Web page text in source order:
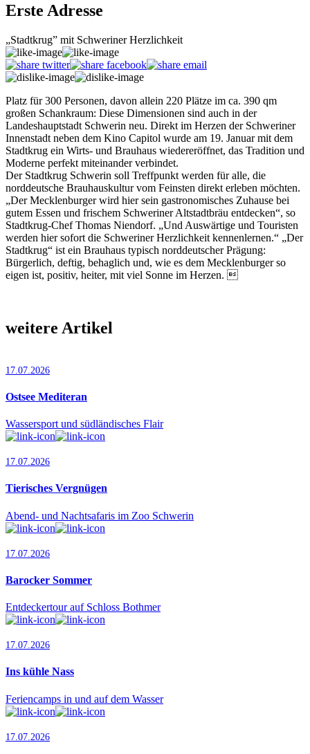
Erste Adresse
„Stadtkrug” mit Schweriner Herzlichkeit
Platz für 300 Personen, davon allein 220 Plätze im ca. 390 qm
großen Schankraum: Diese Dimensionen sind auch in der
Landeshauptstadt Schwerin neu. Direkt im Herzen der Schweriner
Innenstadt neben dem Kino Capitol wurde am 19. Januar mit dem
Stadtkrug ein Wirts- und Brauhaus wiedereröffnet, das Tradition und
Moderne perfekt miteinander verbindet.
Der Stadtkrug Schwerin soll Treffpunkt werden für alle, die
norddeutsche Brauhauskultur vom Feinsten direkt erleben möchten.
„Der Mecklenburger wird hier sein gastronomisches Zuhause bei
gutem Essen und frischem Schweriner Altstadtbräu entdecken“, so
Stadtkrug-Chef Thomas Niendorf. „Und Auswärtige und Touristen
werden hier sofort die Schweriner Herzlichkeit kennenlernen.“ „Der
Stadtkrug“ ist ein Brauhaus typisch norddeutscher Prägung:
Bürgerlich, deftig, behaglich und, wie es dem Mecklenburger so
eigen ist, positiv, heiter, mit viel Sonne im Herzen. 
weitere Artikel
17.07.2026
Ostsee Mediteran
Wassersport und südländisches Flair
17.07.2026
Tierisches Vergnügen
Abend- und Nachtsafaris im Zoo Schwerin
17.07.2026
Barocker Sommer
Entdeckertour auf Schloss Bothmer
17.07.2026
Ins kühle Nass
Feriencamps in und auf dem Wasser
17.07.2026